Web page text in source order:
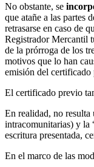
No obstante, se
que atañe a las partes
retrasarse en caso de
Registrador Mercantil
de la prórroga de los
motivos que lo han
emisión del certificado
El certificado previo
En realidad, no
intracomunitarias) y la
escritura presentada,
En el marco de las